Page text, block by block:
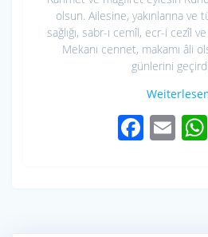
olsun. Ailesine, yakınlarına ve
sağlığı, sabr-ı cemîl, ecr-i cezîl
Mekanı cennet, makamı âli
günlerini
F E